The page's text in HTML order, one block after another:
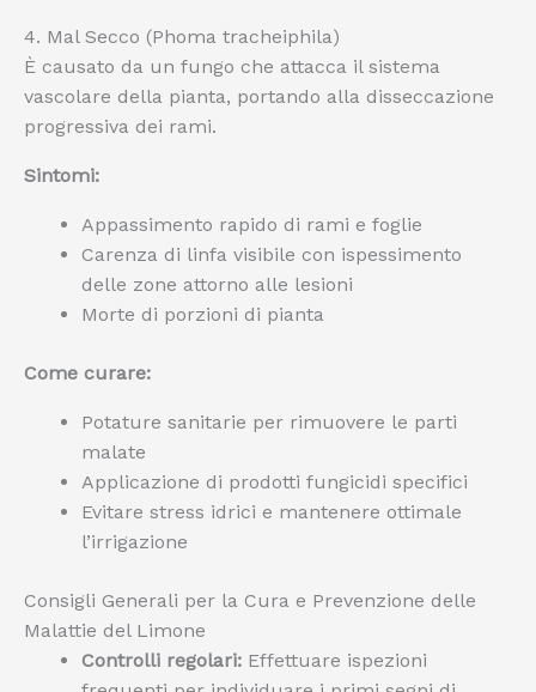
4. Mal Secco (Phoma tracheiphila)
È causato da un fungo che attacca il sistema
vascolare della pianta, portando alla disseccazione
progressiva dei rami.
Sintomi:
Appassimento rapido di rami e foglie
Carenza di linfa visibile con ispessimento
delle zone attorno alle lesioni
Morte di porzioni di pianta
Come curare:
Potature sanitarie per rimuovere le parti
malate
Applicazione di prodotti fungicidi specifici
Evitare stress idrici e mantenere ottimale
l’irrigazione
Consigli Generali per la Cura e Prevenzione delle
Malattie del Limone
Controlli regolari: Effettuare ispezioni